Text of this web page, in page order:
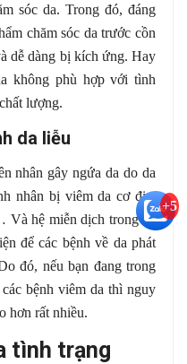
sóc da. Trong đó, đáng
chăm sóc da trước cồn
dễ dàng bị kích ứng. Hay
không phù hợp với tình
lượng.
da liễu
nhân gây ngứa da do da
nhân bị viêm da cơ địa,
Và hệ miễn dịch trong cơ
để các bệnh về da phát
đó, nếu bạn đang trong
bệnh viêm da thì nguy
hơn rất nhiều.
tình trạng
+5